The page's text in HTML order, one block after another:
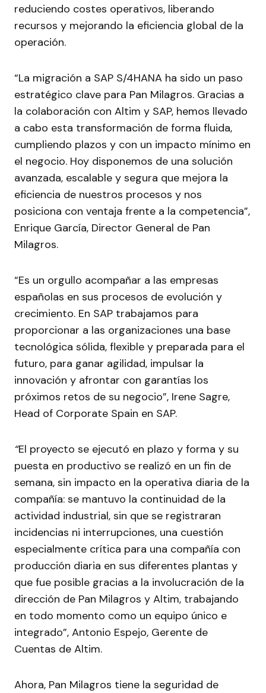
reduciendo costes operativos, liberando
recursos y mejorando la eficiencia global de la
operación.
“La migración a SAP S/4HANA ha sido un paso
estratégico clave para Pan Milagros. Gracias a
la colaboración con Altim y SAP, hemos llevado
a cabo esta transformación de forma fluida,
cumpliendo plazos y con un impacto mínimo en
el negocio. Hoy disponemos de una solución
avanzada, escalable y segura que mejora la
eficiencia de nuestros procesos y nos
posiciona con ventaja frente a la competencia”,
Enrique García, Director General de Pan
Milagros.
“Es un orgullo acompañar a las empresas
españolas en sus procesos de evolución y
crecimiento. En SAP trabajamos para
proporcionar a las organizaciones una base
tecnológica sólida, flexible y preparada para el
futuro, para ganar agilidad, impulsar la
innovación y afrontar con garantías los
próximos retos de su negocio”, Irene Sagre,
Head of Corporate Spain en SAP.
“El proyecto se ejecutó en plazo y forma y su
puesta en productivo se realizó en un fin de
semana, sin impacto en la operativa diaria de la
compañía: se mantuvo la continuidad de la
actividad industrial, sin que se registraran
incidencias ni interrupciones, una cuestión
especialmente crítica para una compañía con
producción diaria en sus diferentes plantas y
que fue posible gracias a la involucración de la
dirección de Pan Milagros y Altim, trabajando
en todo momento como un equipo único e
integrado”, Antonio Espejo, Gerente de
Cuentas de Altim.
Ahora, Pan Milagros tiene la seguridad de